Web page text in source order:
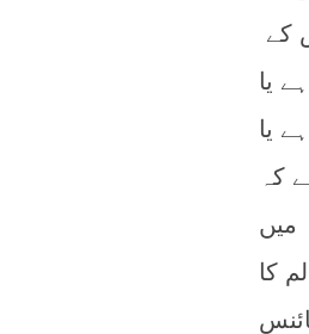
کے
یا
یا
کہ
میں
کا